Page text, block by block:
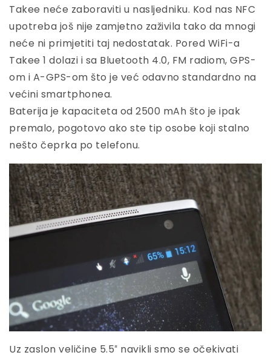
Takee neće zaboraviti u nasljedniku. Kod nas NFC
upotreba još nije zamjetno zaživila tako da mnogi
neće ni primjetiti taj nedostatak. Pored WiFi-a
Takee 1 dolazi i sa Bluetooth 4.0, FM radiom, GPS-
om i A-GPS-om što je već odavno standardno na
većini smartphonea.
Baterija je kapaciteta od 2500 mAh što je ipak
premalo, pogotovo ako ste tip osobe koji stalno
nešto čeprka po telefonu.
Uz zaslon veličine 5.5″ navikli smo se očekivati